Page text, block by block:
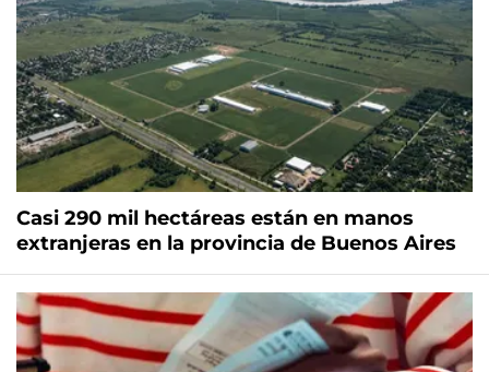
Casi 290 mil hectáreas están en manos
extranjeras en la provincia de Buenos Aires